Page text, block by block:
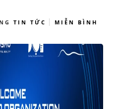
TIN TỨC
MIỄN BÌNH